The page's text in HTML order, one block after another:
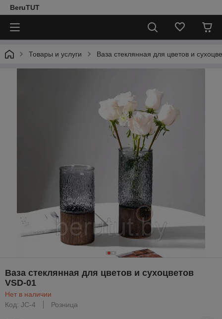
BeruTUT
Товары и услуги Ваза стеклянная для цветов и
Ваза стеклянная для цветов и сухоцветов
VSD-01
Нет в наличии
Код: JC-4
Розница